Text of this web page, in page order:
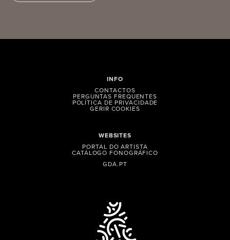
WEBSITES
PORTAL DO ARTISTA
CATÁLOGO FONOGRÁFICO
GDA.PT
INFO
CONTACTOS
PERGUNTAS FREQUENTES
POLÍTICA DE PRIVACIDADE
GERIR COOKIES